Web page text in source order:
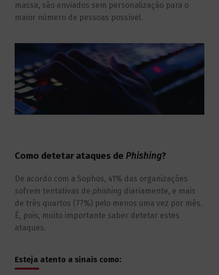
massa, são enviados sem personalização para o
maior número de pessoas possível.
Como detetar ataques de Phishing?
De acordo com a Sophos, 41% das organizações
sofrem tentativas de phishing diariamente, e mais
de três quartos (77%) pelo menos uma vez por mês.
É, pois, muito importante saber detetar estes
ataques.
Esteja atento a sinais como: